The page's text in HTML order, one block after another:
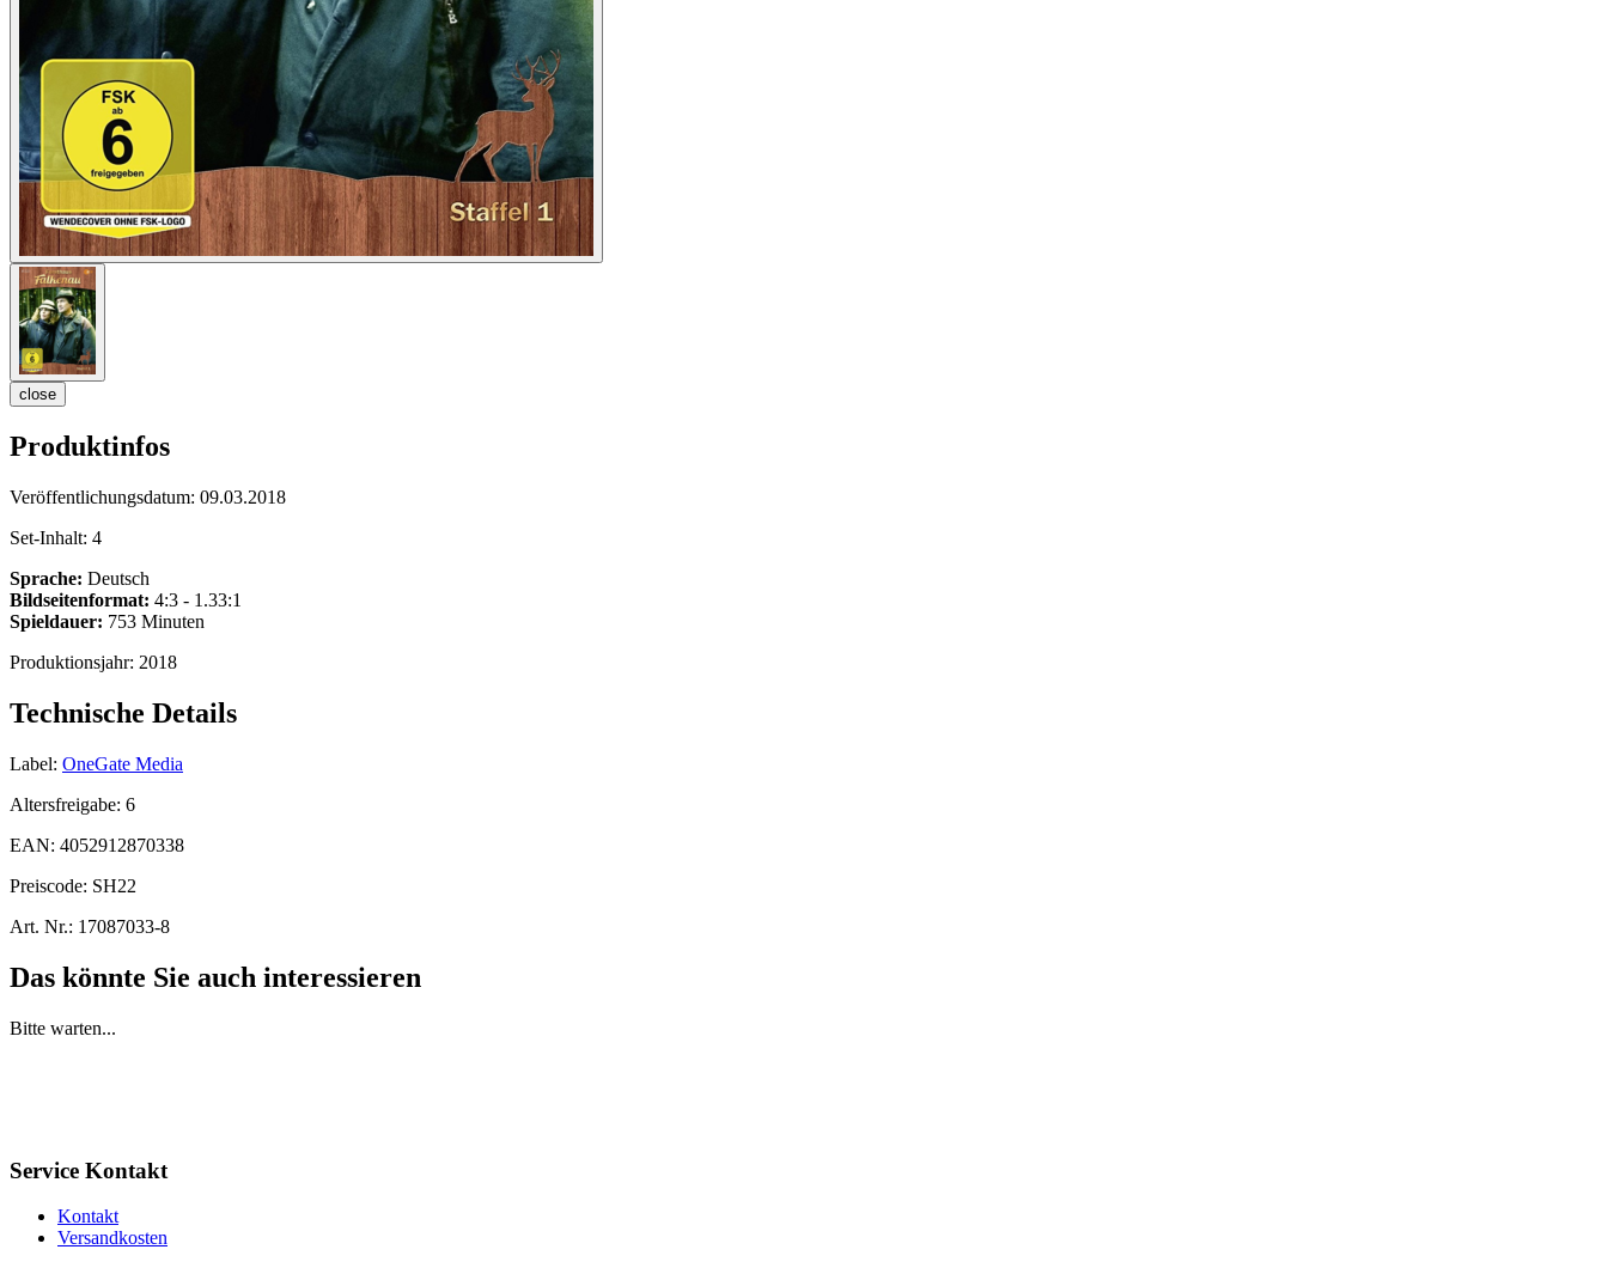
close
Produktinfos
Veröffentlichungsdatum: 09.03.2018
Set-Inhalt: 4
Sprache: Deutsch
Bildseitenformat: 4:3 - 1.33:1
Spieldauer: 753 Minuten
Produktionsjahr: 2018
Technische Details
Label: OneGate Media
Altersfreigabe: 6
EAN: 4052912870338
Preiscode: SH22
Art. Nr.: 17087033-8
Das könnte Sie auch interessieren
Bitte warten...
Service Kontakt
Kontakt
Versandkosten